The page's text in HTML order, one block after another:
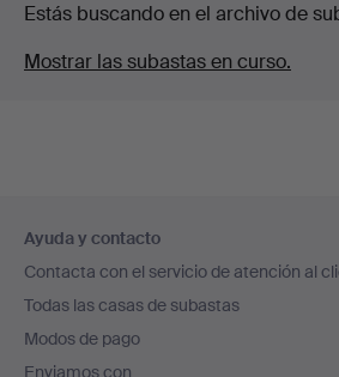
Estás buscando en el archivo de
Mostrar las subastas en curso.
en
el
pie
de
Ayuda y contacto
Contacta con el servicio de atención al
Todas las casas de subastas
Modos de pago
Enviamos con